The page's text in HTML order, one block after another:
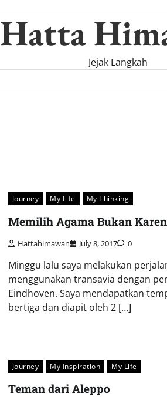
Hatta
Jejak Langkah
Journey My Life My Thinking
Memilih Agama Bukan
Hattahimawan July 8, 2017 0
Minggu lalu saya melakukan
menggunakan transavia dengan
Eindhoven. Saya mendapatkan
bertiga dan diapit oleh 2 […]
Journey My Inspiration My Life
Teman dari Aleppo